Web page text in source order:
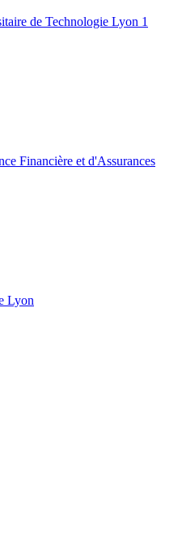
de Technologie Lyon 1
Financière et d'Assurances
Lyon